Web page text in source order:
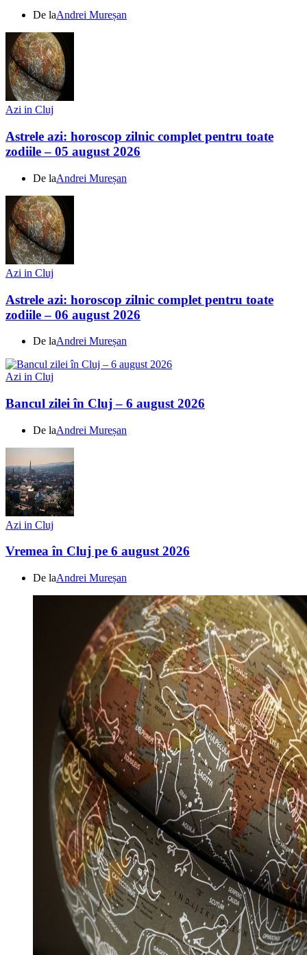
De laAndrei Mureșan
Azi in Cluj
Astrele azi: horoscop zilnic complet pentru toate
zodiile – 05 august 2026
De laAndrei Mureșan
Azi in Cluj
Astrele azi: horoscop zilnic complet pentru toate
zodiile – 06 august 2026
De laAndrei Mureșan
Azi in Cluj
Bancul zilei în Cluj – 6 august 2026
De laAndrei Mureșan
Azi in Cluj
Vremea în Cluj pe 6 august 2026
De laAndrei Mureșan